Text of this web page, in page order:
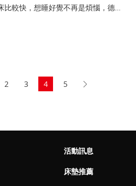
比較快，想睡好覺不再是煩惱，德
夜好眠。
2 3 4 5
活動訊息
床墊推薦